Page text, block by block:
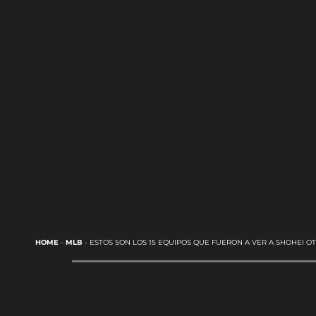
HOME- MLB- ESTOS SON LOS 15 EQUIPOS QUE FUERON A VER A SHOHEI